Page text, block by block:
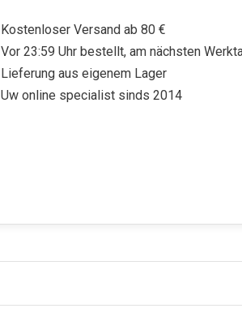
Kostenloser Versand ab 80 €
Vor 23:59 Uhr bestellt, am nächsten
Lieferung aus eigenem Lager
Uw online specialist sinds 2014